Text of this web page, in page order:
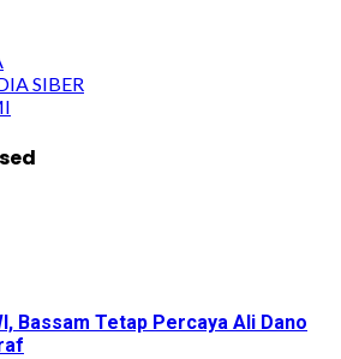
SIBER
Bassam Tetap Percaya Ali Dano